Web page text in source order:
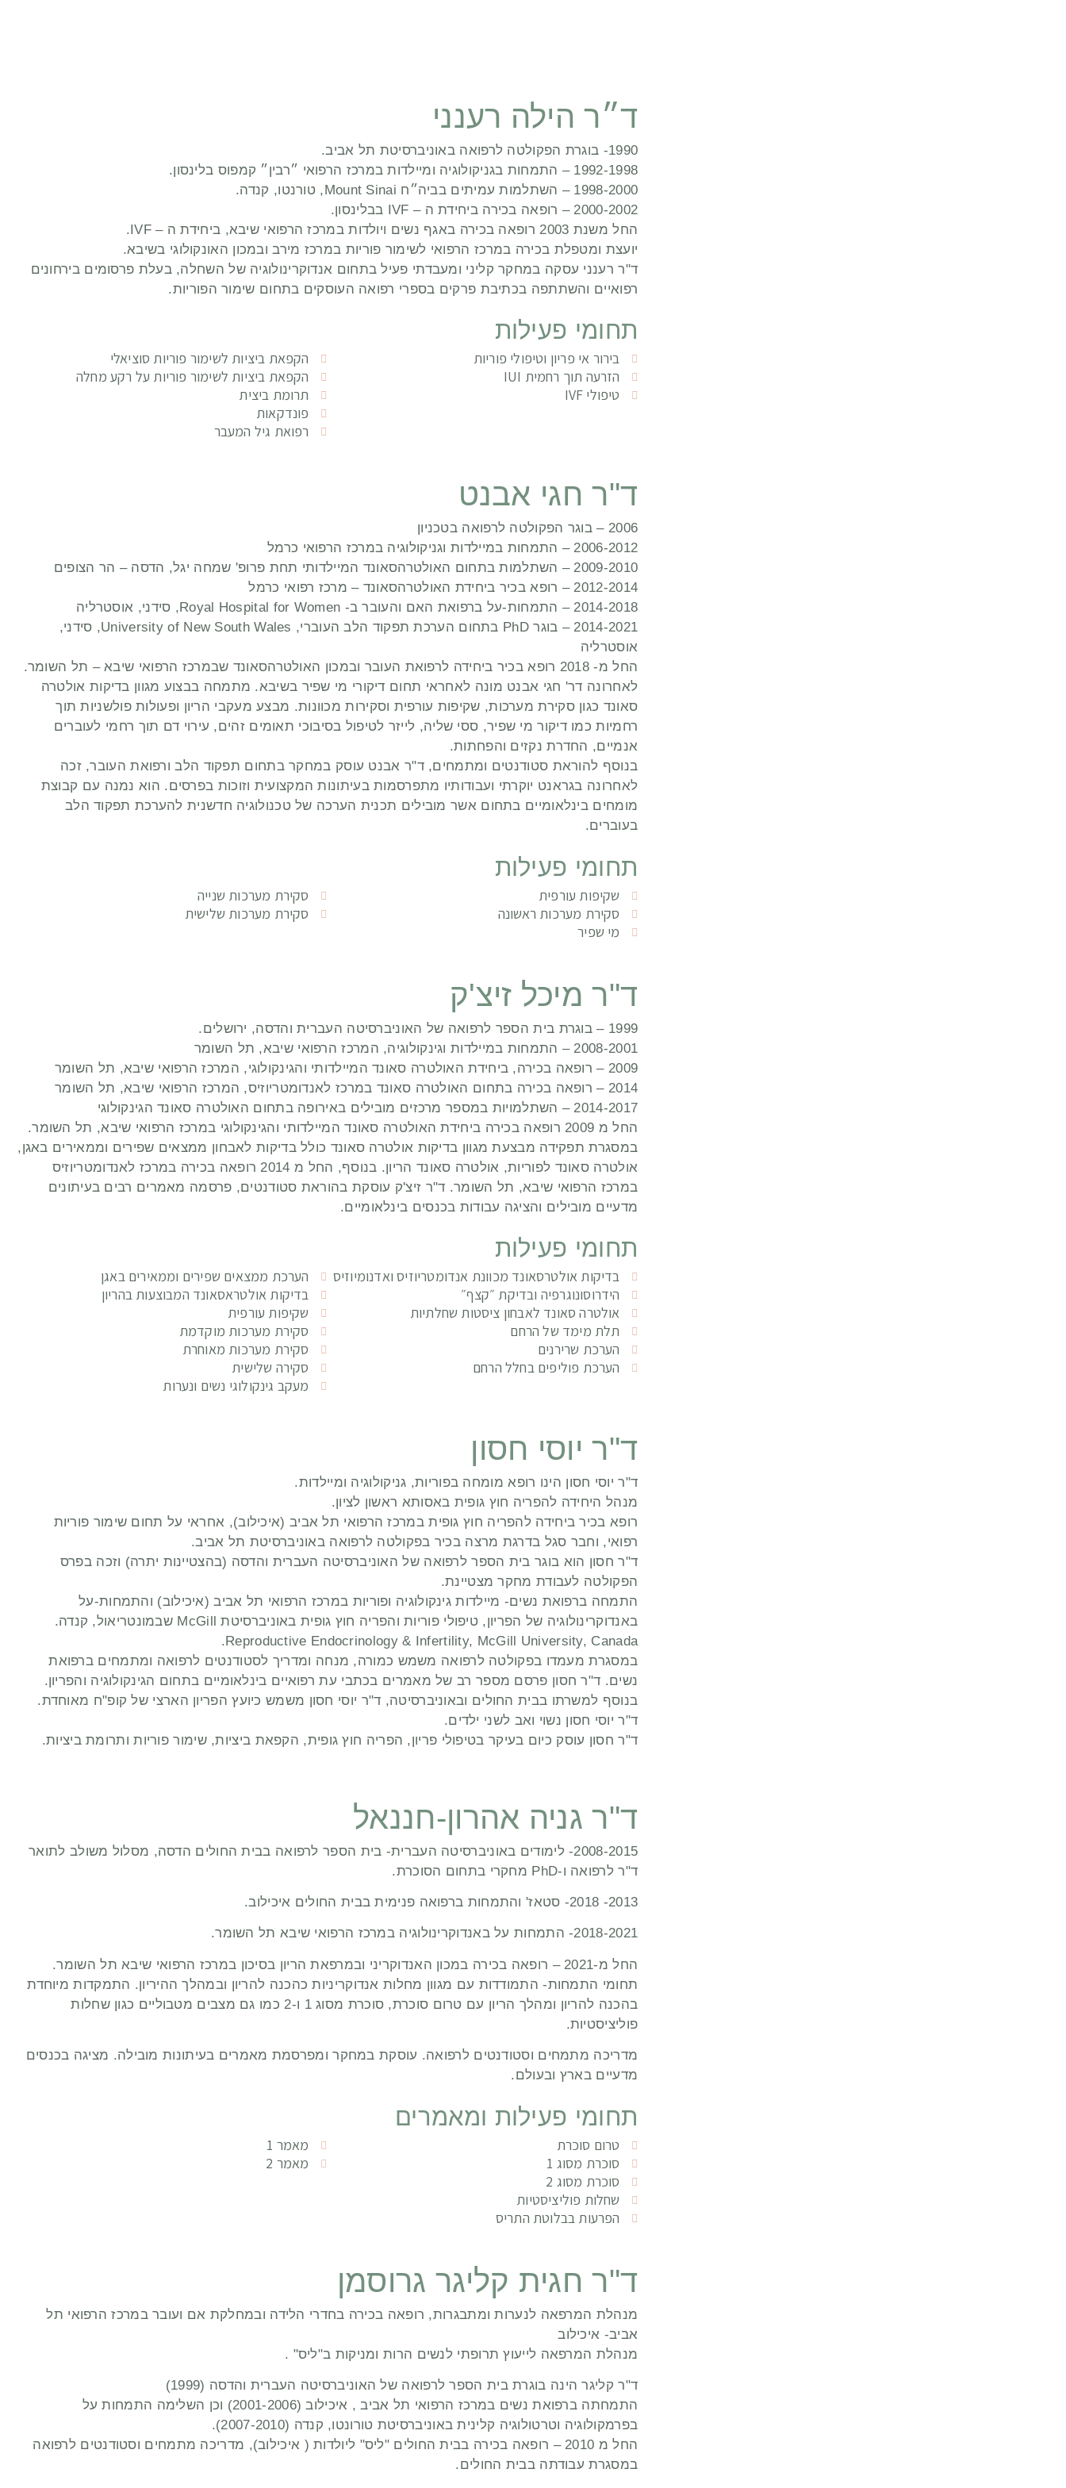
ד״ר הילה רענני
1990- בוגרת הפקולטה לרפואה באוניברסיטת תל אביב.
1992-1998 – התמחות בגניקולוגיה ומיילדות במרכז הרפואי ״רבין״ קמפוס בלינסון.
1998-2000 – השתלמות עמיתים בביה״ח Mount Sinai, טורנטו, קנדה.
2000-2002 – רופאה בכירה ביחידת ה – IVF בבלינסון.
החל משנת 2003 רופאה בכירה באגף נשים ויולדות במרכז הרפואי שיבא, ביחידת ה – IVF.
יועצת ומטפלת בכירה במרכז הרפואי לשימור פוריות במרכז מירב ובמכון האונקולוגי בשיבא.
ד"ר רענני עסקה במחקר קליני ומעבדתי פעיל בתחום אנדוקרינולוגיה של השחלה, בעלת פרסומים בירחונים
רפואיים והשתתפה בכתיבת פרקים בספרי רפואה העוסקים בתחום שימור הפוריות.
תחומי פעילות
בירור אי פריון וטיפולי פוריות
הזרעה תוך רחמית IUI
טיפולי IVF
הקפאת ביציות לשימור פוריות סוציאלי
הקפאת ביציות לשימור פוריות על רקע מחלה
תרומת ביצית
פונדקאות
רפואת גיל המעבר
ד"ר חגי אבנט
2006 – בוגר הפקולטה לרפואה בטכניון
2006-2012 – התמחות במיילדות וגניקולוגיה במרכז הרפואי כרמל
2009-2010 – השתלמות בתחום האולטרהסאונד המיילדותי תחת פרופ' שמחה יגל, הדסה – הר הצופים
2012-2014 – רופא בכיר ביחידת האולטרהסאונד – מרכז רפואי כרמל
2014-2018 – התמחות-על ברפואת האם והעובר ב- Royal Hospital for Women, סידני, אוסטרליה
2014-2021 – בוגר PhD בתחום הערכת תפקוד הלב העוברי, University of New South Wales, סידני,
אוסטרליה
החל מ- 2018 רופא בכיר ביחידה לרפואת העובר ובמכון האולטרהסאונד שבמרכז הרפואי שיבא – תל השומר.
לאחרונה דר' חגי אבנט מונה לאחראי תחום דיקורי מי שפיר בשיבא. מתמחה בבצוע מגוון בדיקות אולטרה
סאונד כגון סקירת מערכות, שקיפות עורפית וסקירות מכוונות. מבצע מעקבי הריון ופעולות פולשניות תוך
רחמיות כמו דיקור מי שפיר, ססי שליה, לייזר לטיפול בסיבוכי תאומים זהים, עירוי דם תוך רחמי לעוברים
אנמיים, החדרת נקזים והפחתות.
בנוסף להוראת סטודנטים ומתמחים, ד"ר אבנט עוסק במחקר בתחום תפקוד הלב ורפואת העובר, זכה
לאחרונה בגראנט יוקרתי ועבודותיו מתפרסמות בעיתונות המקצועית וזוכות בפרסים. הוא נמנה עם קבוצת
מומחים בינלאומיים בתחום אשר מובילים תכנית הערכה של טכנולוגיה חדשנית להערכת תפקוד הלב
בעוברים.
תחומי פעילות
שקיפות עורפית
סקירת מערכות ראשונה
מי שפיר
סקירת מערכות שנייה
סקירת מערכות שלישית
ד"ר מיכל זיצ'ק
1999 – בוגרת בית הספר לרפואה של האוניברסיטה העברית והדסה, ירושלים.
2008-2001 – התמחות במיילדות וגינקולוגיה, המרכז הרפואי שיבא, תל השומר
2009 – רופאה בכירה, ביחידת האולטרה סאונד המיילדותי והגינקולוגי, המרכז הרפואי שיבא, תל השומר
2014 – רופאה בכירה בתחום האולטרה סאונד במרכז לאנדומטריוזיס, המרכז הרפואי שיבא, תל השומר
2014-2017 – השתלמויות במספר מרכזים מובילים באירופה בתחום האולטרה סאונד הגינקולוגי
החל מ 2009 רופאה בכירה ביחידת האולטרה סאונד המיילדותי והגינקולוגי במרכז הרפואי שיבא, תל השומר.
במסגרת תפקידה מבצעת מגוון בדיקות אולטרה סאונד כולל בדיקות לאבחון ממצאים שפירים וממאירים באגן,
אולטרה סאונד לפוריות, אולטרה סאונד הריון. בנוסף, החל מ 2014 רופאה בכירה במרכז לאנדומטריוזיס
במרכז הרפואי שיבא, תל השומר. ד"ר זיצ'ק עוסקת בהוראת סטודנטים, פרסמה מאמרים רבים בעיתונים
מדעיים מובילים והציגה עבודות בכנסים בינלאומיים.
תחומי פעילות
בדיקות אולטרסאונד מכוונת אנדומטריוזיס ואדנומיוזיס
הידרוסונוגרפיה ובדיקת ״קצף״
אולטרה סאונד לאבחון ציסטות שחלתיות
תלת מימד של הרחם
הערכת שרירנים
הערכת פוליפים בחלל הרחם
הערכת ממצאים שפירים וממאירים באגן
בדיקות אולטראסאונד המבוצעות בהריון
שקיפות עורפית
סקירת מערכות מוקדמת
סקירת מערכות מאוחרת
סקירה שלישית
מעקב גינקולוגי נשים ונערות
ד"ר יוסי חסון
ד"ר יוסי חסון הינו רופא מומחה בפוריות, גניקולוגיה ומיילדות.
מנהל היחידה להפריה חוץ גופית באסותא ראשון לציון.
רופא בכיר ביחידה להפריה חוץ גופית במרכז הרפואי תל אביב (איכילוב), אחראי על תחום שימור פוריות
רפואי, וחבר סגל בדרגת מרצה בכיר בפקולטה לרפואה באוניברסיטת תל אביב.
ד"ר חסון הוא בוגר בית הספר לרפואה של האוניברסיטה העברית והדסה (בהצטיינות יתרה) וזכה בפרס
הפקולטה לעבודת מחקר מצטיינת.
התמחה ברפואת נשים- מיילדות גינקולוגיה ופוריות במרכז הרפואי תל אביב (איכילוב) והתמחות-על
באנדוקרינולוגיה של הפריון, טיפולי פוריות והפריה חוץ גופית באוניברסיטת McGill שבמונטריאול, קנדה.
Reproductive Endocrinology & Infertility, McGill University, Canada.
במסגרת מעמדו בפקולטה לרפואה משמש כמורה, מנחה ומדריך לסטודנטים לרפואה ומתמחים ברפואת
נשים. ד"ר חסון פרסם מספר רב של מאמרים בכתבי עת רפואיים בינלאומיים בתחום הגינקולוגיה והפריון.
בנוסף למשרתו בבית החולים ובאוניברסיטה, ד"ר יוסי חסון משמש כיועץ הפריון הארצי של קופ"ח מאוחדת.
ד"ר יוסי חסון נשוי ואב לשני ילדים.
ד"ר חסון עוסק כיום בעיקר בטיפולי פריון, הפריה חוץ גופית, הקפאת ביציות, שימור פוריות ותרומת ביציות.
ד"ר גניה אהרון-חננאל
2008-2015- לימודים באוניברסיטה העברית- בית הספר לרפואה בבית החולים הדסה, מסלול משולב לתואר
ד"ר לרפואה ו-PhD מחקרי בתחום הסוכרת.
2013- 2018- סטאז' והתמחות ברפואה פנימית בבית החולים איכילוב.
2018-2021- התמחות על באנדוקרינולוגיה במרכז הרפואי שיבא תל השומר.
החל מ-2021 – רופאה בכירה במכון האנדוקריני ובמרפאת הריון בסיכון במרכז הרפואי שיבא תל השומר.
תחומי התמחות- התמודדות עם מגוון מחלות אנדוקריניות כהכנה להריון ובמהלך ההיריון. התמקדות מיוחדת
בהכנה להריון ומהלך הריון עם טרום סוכרת, סוכרת מסוג 1 ו-2 כמו גם מצבים מטבוליים כגון שחלות
פוליציסטיות.
מדריכה מתמחים וסטודנטים לרפואה. עוסקת במחקר ומפרסמת מאמרים בעיתונות מובילה. מציגה בכנסים
מדעיים בארץ ובעולם.
תחומי פעילות ומאמרים
טרום סוכרת
סוכרת מסוג 1
סוכרת מסוג 2
שחלות פוליציסטיות
הפרעות בבלוטת התריס
מאמר 1
מאמר 2
ד"ר חגית קליגר גרוסמן
מנהלת המרפאה לנערות ומתבגרות, רופאה בכירה בחדרי הלידה ובמחלקת אם ועובר במרכז הרפואי תל
אביב- איכילוב
מנהלת המרפאה לייעוץ תרופתי לנשים הרות ומניקות ב"ליס" .
ד"ר קליגר הינה בוגרת בית הספר לרפואה של האוניברסיטה העברית והדסה (1999)
התמחתה ברפואת נשים במרכז הרפואי תל אביב , איכילוב (2001-2006) וכן השלימה התמחות על
בפרמקולוגיה וטרטולוגיה קלינית באוניברסיטת טורונטו, קנדה (2007-2010).
החל מ 2010 – רופאה בכירה בבית החולים "ליס" ליולדות ( איכילוב), מדריכה מתמחים וסטודנטים לרפואה
במסגרת עבודתה בבית החולים.